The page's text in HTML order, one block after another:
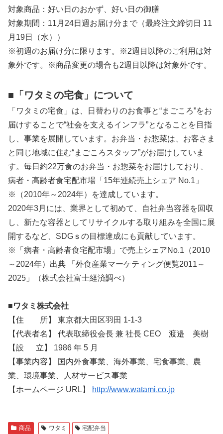
対象商品：好い日のおかず、好い日の御膳
対象期間：11月24日週お届け分まで（最終注文締切日 11
月19日（水））
※初週のお届け分に限ります。※2週目以降のご利用は対
象外です。※商品変更の場合も2週目以降は対象外です。
■「ワタミの宅食」について
「ワタミの宅食」は、日替わりのお食事と“まごころ”をお
届けすることで“社会を支えるインフラ”となることを目指
し、事業を展開しています。お弁当・お惣菜は、お客さま
と同じ地域に住む“まごころスタッフ”がお届けしていま
す。毎日約22万食のお弁当・お惣菜をお届けしており、
病者・高齢者食宅配市場「15年連続売上シェア No.1」
※（2010年～2024年）を達成しています。
2020年3月には、業界として初めて、自社弁当容器を回収
し、新たな容器としてリサイクルする取り組みを全国に展
開するなど、SDGｓの目標達成にも貢献しています。
※「病者・高齢者食宅配市場」で売上シェアNo.1（2010
～2024年）出典 「外食産業マーケティング便覧2011～
2025」（株式会社富士経済調べ）
■ワタミ株式会社
【住 所】 東京都大田区羽田 1-1-3
【代表者名】 代表取締役会長 兼 社長 CEO 渡邉 美樹
【設 立】 1986 年 5 月
【事業内容】 国内外食事業、海外事業、宅食事業、農
業、環境事業、人材サービス事業
【ホームページ URL】
http://www.watami.co.jp
商品 ワタミ 宅配弁当